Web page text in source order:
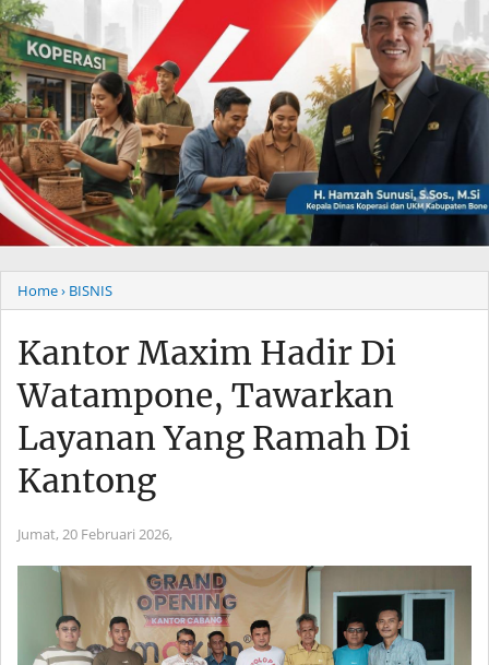
Home› BISNIS
Kantor Maxim Hadir Di
Watampone, Tawarkan
Layanan Yang Ramah Di
Kantong
Jumat, 20 Februari 2026,